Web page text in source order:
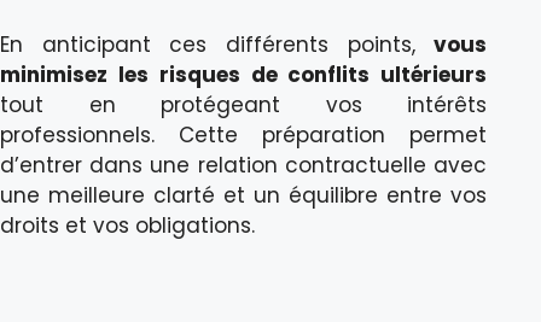
En anticipant ces différents points,vous
minimisez les risques de conflits ultérieurs
tout en protégeant vos intérêts
professionnels. Cette préparation permet
d’entrer dans une relation contractuelle avec
une meilleure clarté et un équilibre entre vos
droits et vos obligations.